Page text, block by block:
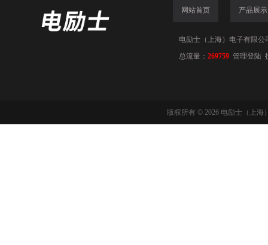
网站首页 产品展示
电励士（上海）电子有限公
总流量： 269759 管理登陆
版权所有 © 2026 电励士（上